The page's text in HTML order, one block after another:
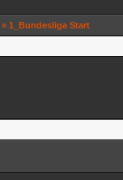
» 1_Bundesliga Start